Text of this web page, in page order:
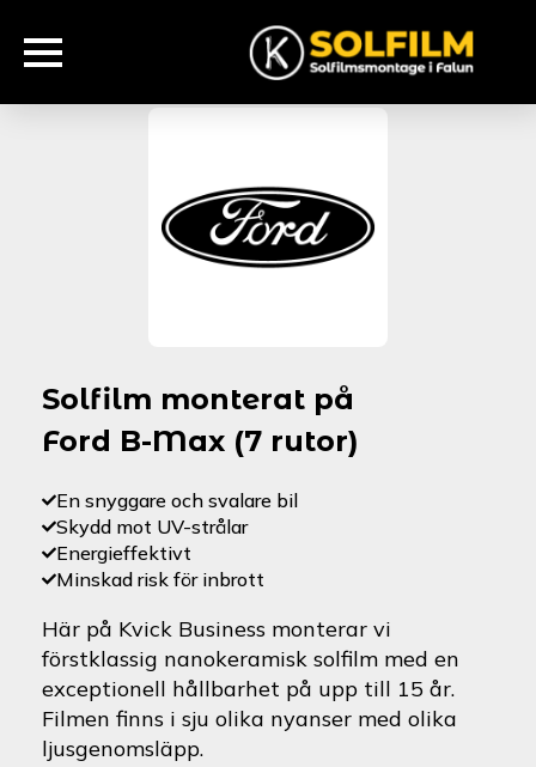
Solfilm monterat på
Ford B-Max (7 rutor)
En snyggare och svalare bil
Skydd mot UV-strålar
Energieffektivt
Minskad risk för inbrott
Här på Kvick Business monterar vi
förstklassig nanokeramisk solfilm med en
exceptionell hållbarhet på upp till 15 år.
Filmen finns i sju olika nyanser med olika
ljusgenomsläpp.